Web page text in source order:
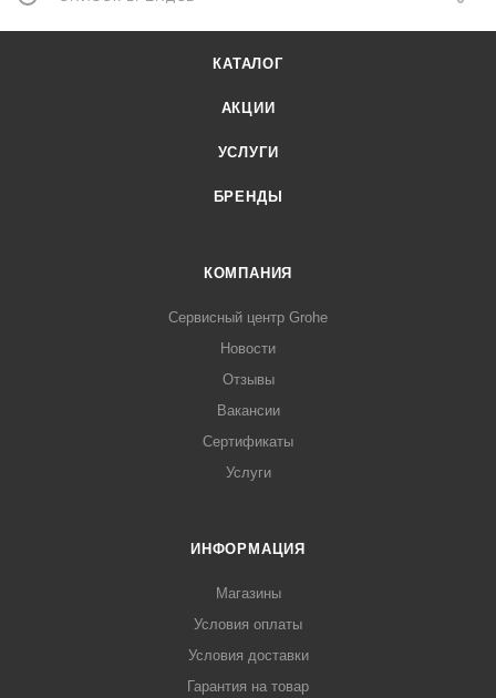
КАТАЛОГ
АКЦИИ
УСЛУГИ
БРЕНДЫ
КОМПАНИЯ
Сервисный центр Grohe
Новости
Отзывы
Вакансии
Сертификаты
Услуги
ИНФОРМАЦИЯ
Магазины
Условия оплаты
Условия доставки
Гарантия на товар